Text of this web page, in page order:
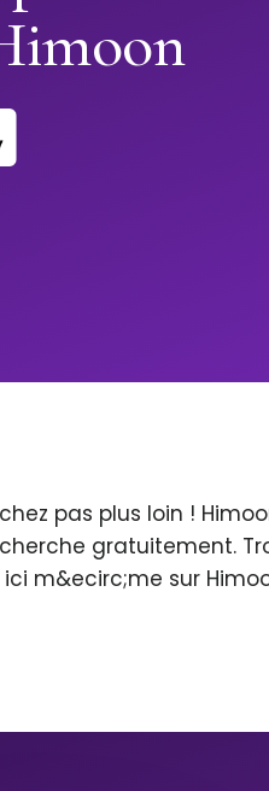
pas plus loin !
gratuitement.
m&ecirc;me sur